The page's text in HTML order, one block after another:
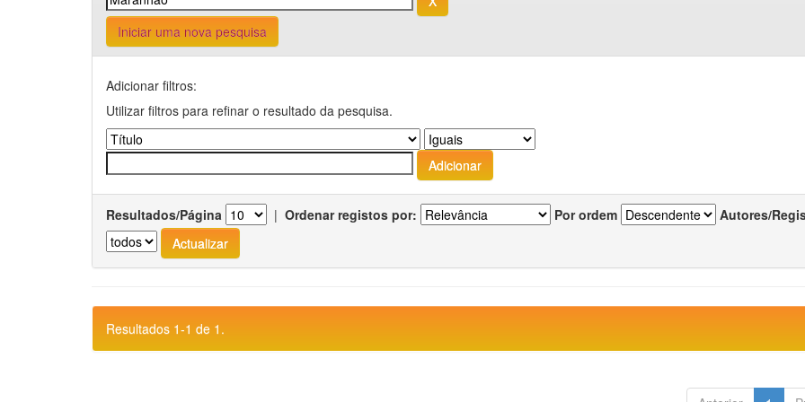
Iniciar uma nova pesquisa
Adicionar filtros:
Utilizar filtros para refinar o resultado da pesquisa.
Resultados/Página | Ordenar registos por: Por ordem Autores/
Resultados 1-1 de 1.